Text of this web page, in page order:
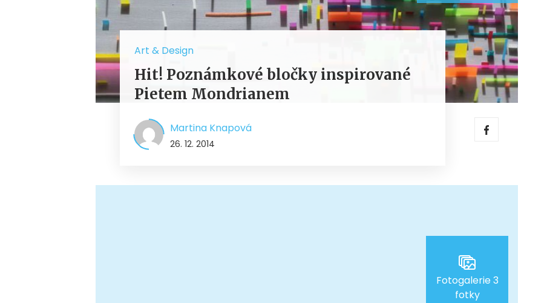
Art & Design
Hit! Poznámkové bločky inspirované
Pietem Mondrianem
Martina Knapová
26. 12. 2014
Fotogalerie 3
fotky